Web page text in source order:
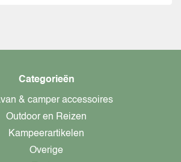
Categorieën
& camper accessoires
Outdoor en Reizen
Kampeerartikelen
Overige